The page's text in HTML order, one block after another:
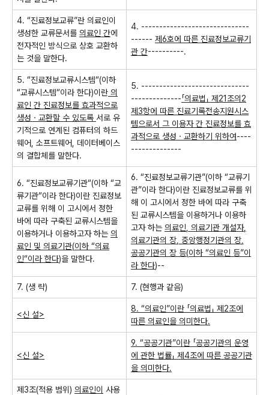
4. “진료정보교류”란 의료인이
생성한 교류문서를 의료인 간에
전자적인 방식으로 상호 교환하
는 것을 말한다.
4. ------------------------------
------ 제6호에 따른 진료정보교류기
관 간----------.
5. “진료정보교류시스템“(이하
“교류시스템“이라 한다)이란 의
료인 간 진료정보를 효과적으로
생성ㆍ교환할 수 있도록 서로 유
기적으로 연계된 컴퓨터의 하드
웨어 소프트웨어
데이터베이스
의 결합체를 말한다.
5. ------------------------------
--------------「의료법 」 제 21 조의 2
제3항에 따른 진료기록전송지원시스
템으로서 그 이용자 간 진료정보를 효
과적으로 생성ㆍ교환하기 위하여----
--------------
6. “진료정보교류기관“(이하 “교
류기관“이라 한다)이란 진료정보
교류를 위해 이 고시에서 정한
바에 따라 구축된 교류시스템을
이용하거나 이용하고자 하는 의
료인 및 의료기관(이하 “의료
인“이라 한다)을 말한다.
6. “진료정보교류기관”(이하 “교류기
관”이라 한다)이란 진료정보교류를 위
해 이 고시에서 정한 바에 따라 구축
된 교류시스템을 이용하거나 이용하
고자 하는 의료인 의료기관 개설자,
의료기관의 장 중앙행정기관의 장
공공기관의 장 등(이하 “의료인 등”이
라 한다)--
7. (생 략) 7. (현행과 같음)
<신 설>
8. “의료인”이란 「의료법 」 제 2조에
따른 의료인을 의미한다.
<신 설>
9. “공공기관”이란 「공공기관의 운영
에 관한 법률」 제4조에 따른 공공기관
을 의미한다.
제3조(적용 범위 ) 의료인이 사용